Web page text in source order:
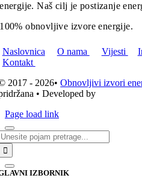
energije. Naš cilj je postizanje
100% obnovljive izvore energije.
Naslovnica O nama Vijesti
Kontakt
2017 - 2026•Obnovljivi izvori
• Developed by
Page load link
IZBORNIK